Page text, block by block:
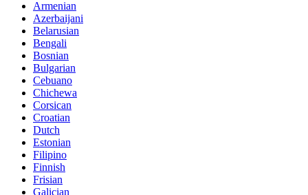
Armenian
Azerbaijani
Belarusian
Bengali
Bosnian
Bulgarian
Cebuano
Chichewa
Corsican
Croatian
Dutch
Estonian
Filipino
Finnish
Frisian
Galician